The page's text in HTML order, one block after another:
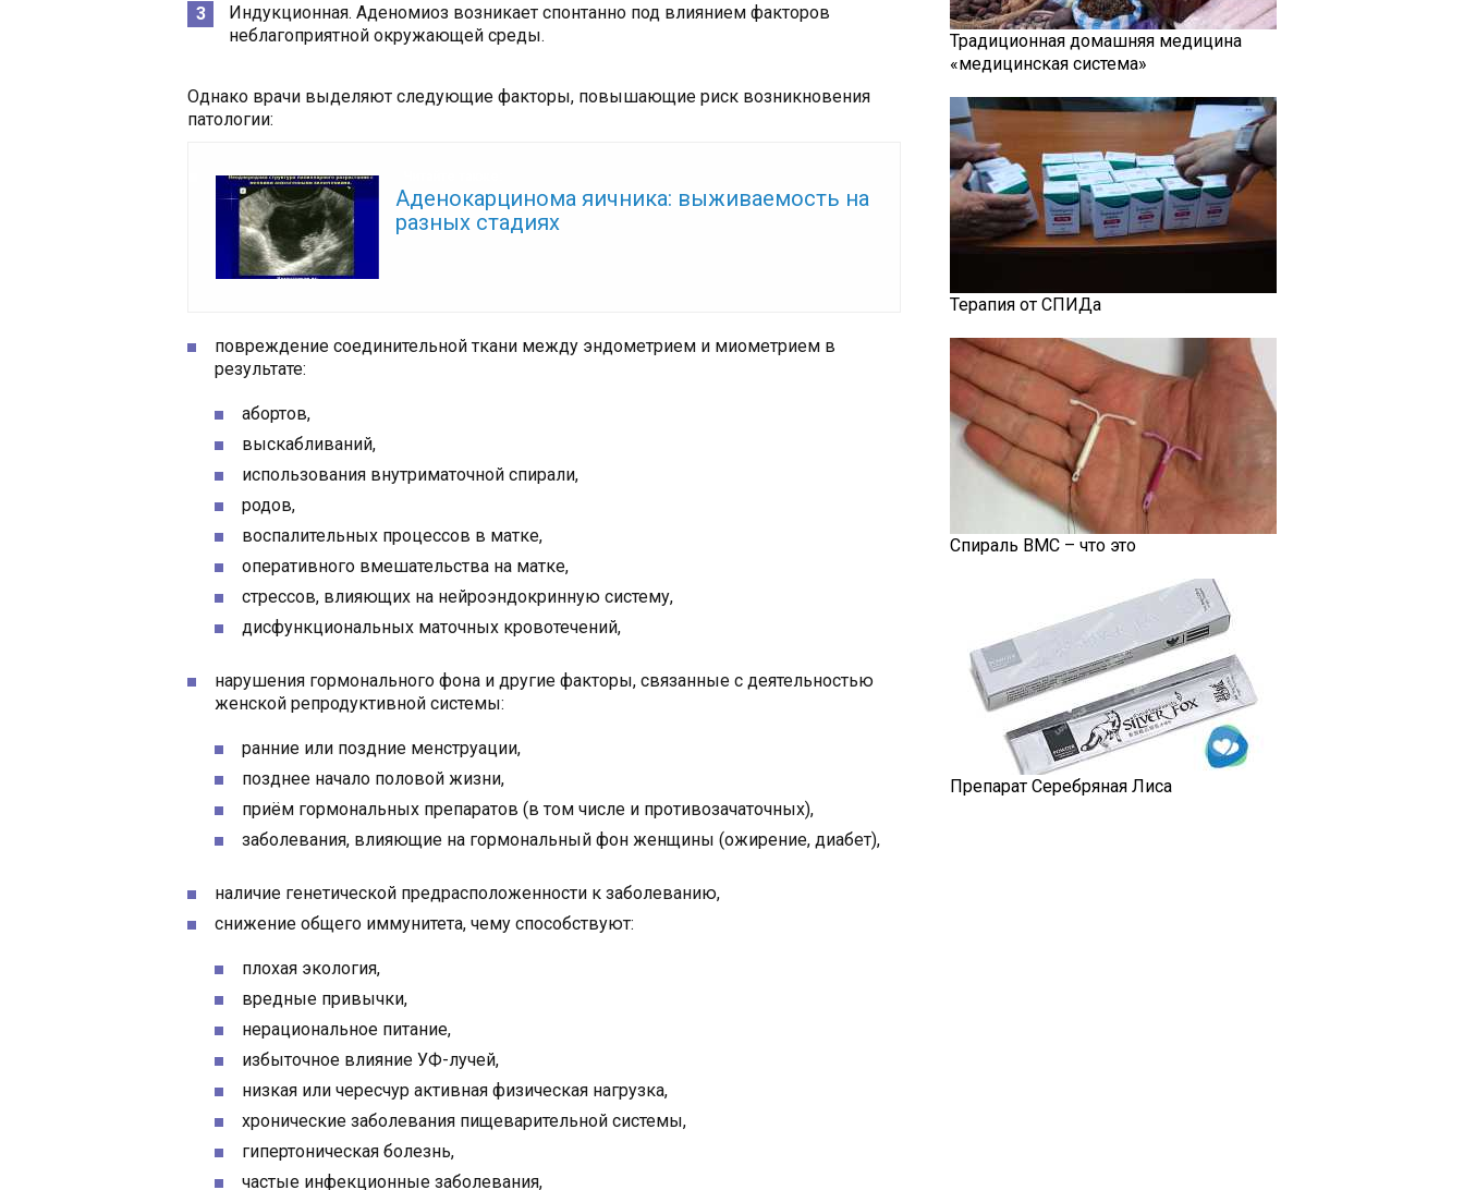
Индукционная. Аденомиоз возникает спонтанно под влиянием факторов
неблагоприятной окружающей среды.
Однако врачи выделяют следующие факторы, повышающие риск возникновения
патологии:
Аденокарцинома яичника: выживаемость на
разных стадиях
повреждение соединительной ткани между эндометрием и миометрием в
результате:
абортов,
выскабливаний,
использования внутриматочной спирали,
родов,
воспалительных процессов в матке,
оперативного вмешательства на матке,
стрессов, влияющих на нейроэндокринную систему,
дисфункциональных маточных кровотечений,
нарушения гормонального фона и другие факторы, связанные с деятельностью
женской репродуктивной системы:
ранние или поздние менструации,
позднее начало половой жизни,
приём гормональных препаратов (в том числе и противозачаточных),
заболевания, влияющие на гормональный фон женщины (ожирение, диабет),
наличие генетической предрасположенности к заболеванию,
снижение общего иммунитета, чему способствуют:
плохая экология,
вредные привычки,
нерациональное питание,
избыточное влияние УФ-лучей,
низкая или чересчур активная физическая нагрузка,
хронические заболевания пищеварительной системы,
гипертоническая болезнь,
частые инфекционные заболевания,
Традиционная домашняя медицина
«медицинская система»
Терапия от СПИДа
Спираль ВМС – что это
Препарат Серебряная Лиса